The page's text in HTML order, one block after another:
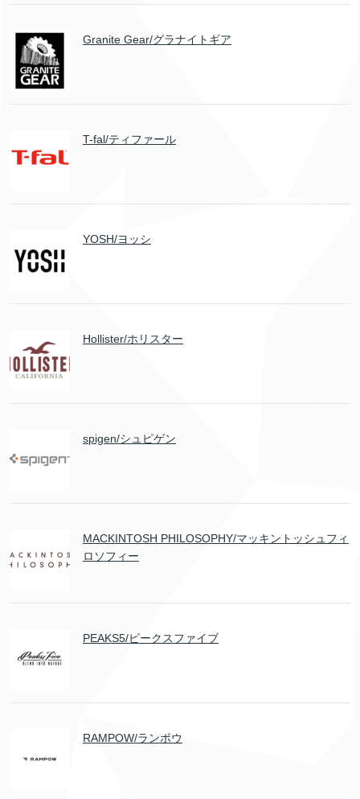
Granite Gear/グラナイトギア
T-fal/ティファール
YOSH/ヨッシ
Hollister/ホリスター
spigen/シュピゲン
MACKINTOSH PHILOSOPHY/マッキントッシュフィ
ロソフィー
PEAKS5/ピークスファイブ
RAMPOW/ランポウ